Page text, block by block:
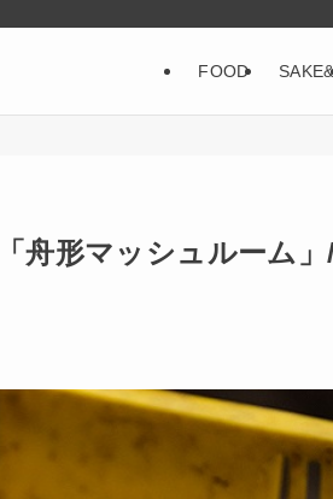
FOOD
舟形マッシュルーム